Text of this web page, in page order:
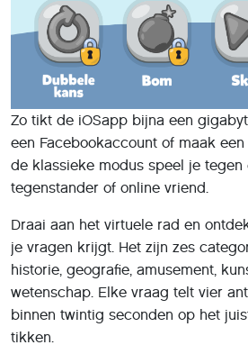
Zo tikt de iOS­app bijna een
een Facebook­account of maak
de klassieke modus speel je
tegenstander of online vriend.
Draai aan het virtuele rad en
je vragen krijgt. Het zijn zes
historie, geografie, amusement,
wetenschap. Elke vraag telt vier
binnen twintig seconden op het
tikken.